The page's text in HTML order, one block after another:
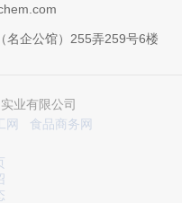
名企公馆）255弄259号6楼
业有限公司
网 食品商务网